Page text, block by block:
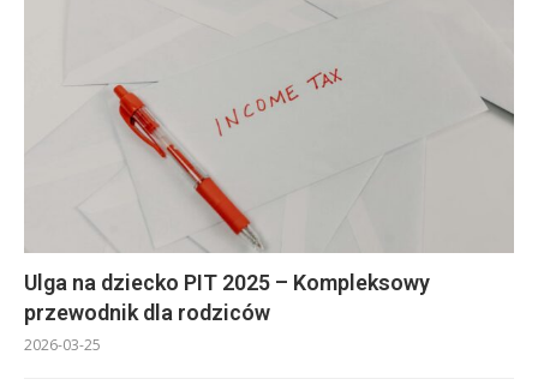
Ulga na dziecko PIT 2025 – Kompleksowy
przewodnik dla rodziców
2026-03-25